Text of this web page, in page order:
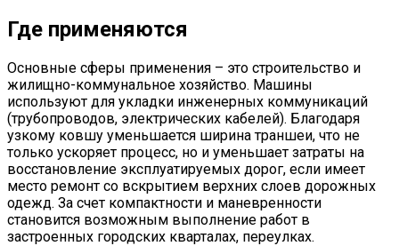
Где применяются
Основные сферы применения – это строительство и
жилищно-коммунальное хозяйство. Машины
используют для укладки инженерных коммуникаций
(трубопроводов, электрических кабелей). Благодаря
узкому ковшу уменьшается ширина траншеи, что не
только ускоряет процесс, но и уменьшает затраты на
восстановление эксплуатируемых дорог, если имеет
место ремонт со вскрытием верхних слоев дорожных
одежд. За счет компактности и маневренности
становится возможным выполнение работ в
застроенных городских кварталах, переулках.